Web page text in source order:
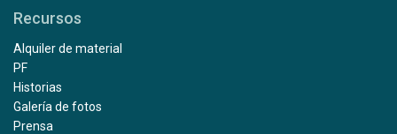
Recursos
Alquiler de material
PF
Historias
Galería de fotos
Prensa